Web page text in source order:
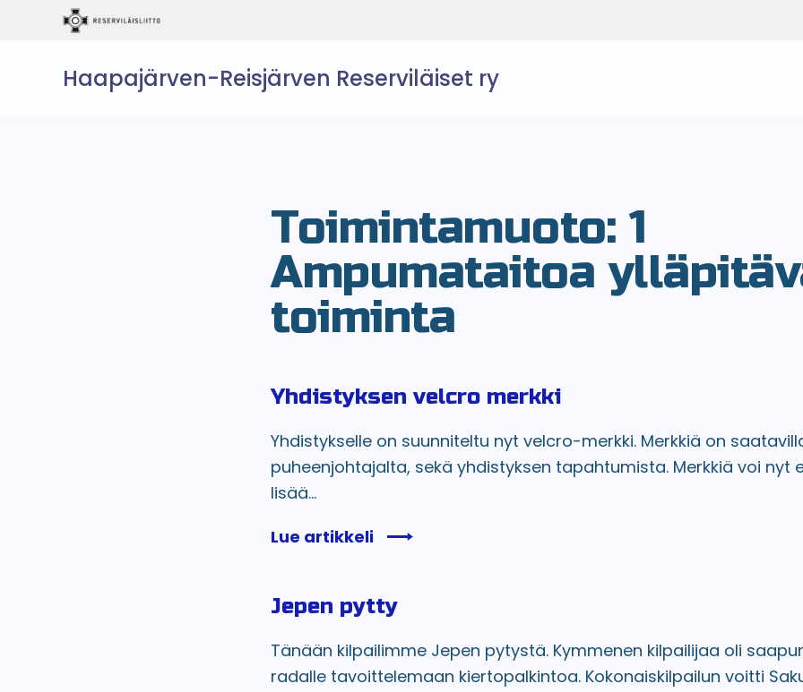
Haapajärven-Reisjärven Reserviläiset ry
Toimintamuoto: 1
Ampumataitoa
toiminta
Yhdistyksen velcro merkki
Yhdistykselle on suunniteltu nyt velcro-merkki. Merkkiä on
puheenjohtajalta, sekä yhdistyksen tapahtumista. Merkkiä voi nyt
lisää...
Lue artikkeli
Jepen pytty
Tänään kilpailimme Jepen pytystä. Kymmenen kilpailijaa oli
radalle tavoittelemaan kiertopalkintoa. Kokonaiskilpailun voitti